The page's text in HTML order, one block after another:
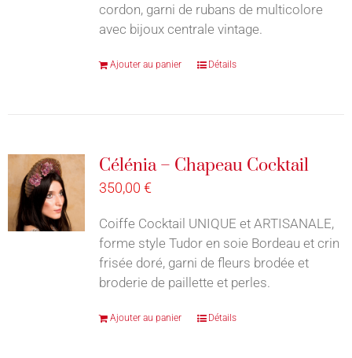
cordon, garni de rubans de multicolore
avec bijoux centrale vintage.
Ajouter au panier Détails
Célénia – Chapeau Cocktail
350,00 €
Coiffe Cocktail UNIQUE et ARTISANALE,
forme style Tudor en soie Bordeau et crin
frisée doré, garni de fleurs brodée et
broderie de paillette et perles.
Ajouter au panier Détails